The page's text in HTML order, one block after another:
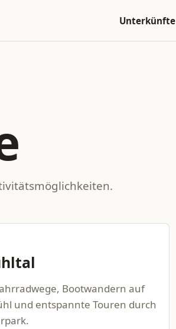
Unterkünfte
Bootwandern auf
und entspannte Touren durch